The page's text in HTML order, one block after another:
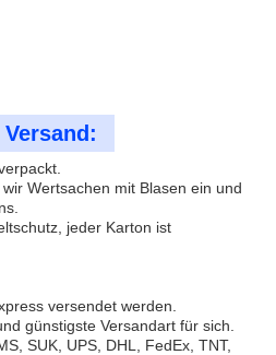
Wertsachen mit Blasen ein und
jeder Karton ist
versendet werden.
günstigste Versandart für sich.
SUK, UPS, DHL, FedEx, TNT,